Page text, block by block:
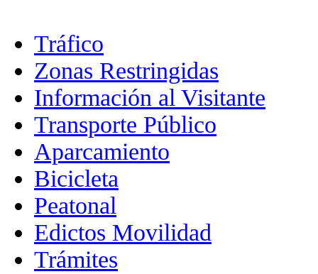
Tráfico
Zonas Restringidas
Información al Visitante
Transporte Público
Aparcamiento
Bicicleta
Peatonal
Edictos Movilidad
Trámites